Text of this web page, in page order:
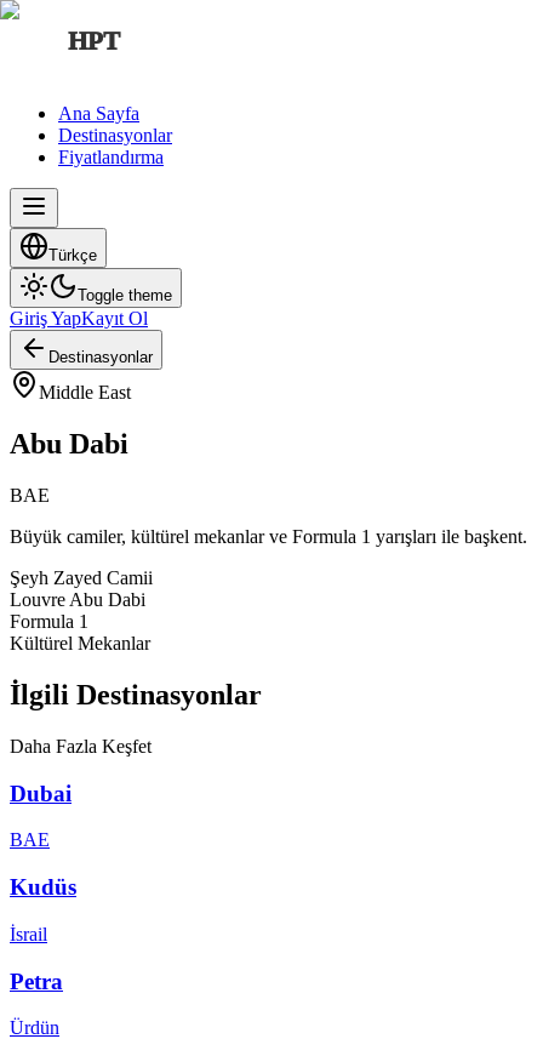
HPT
Ana Sayfa
Destinasyonlar
Fiyatlandırma
Türkçe
Toggle theme
Giriş YapKayıt Ol
Destinasyonlar
Middle East
Abu Dabi
BAE
Büyük camiler, kültürel mekanlar ve Formula 1 yarışları ile başkent.
Şeyh Zayed Camii
Louvre Abu Dabi
Formula 1
Kültürel Mekanlar
İlgili Destinasyonlar
Daha Fazla Keşfet
Dubai
BAE
Kudüs
İsrail
Petra
Ürdün